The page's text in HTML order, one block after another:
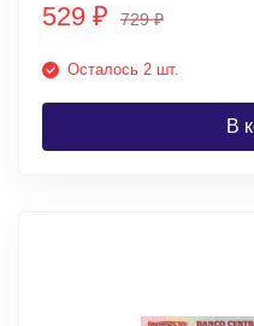
529 ₽ 729₽
Осталось 2 шт.
В